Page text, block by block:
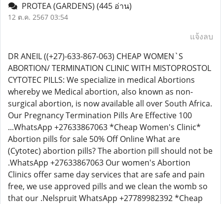
PROTEA (GARDENS) (445 อ่าน)
12 ต.ค. 2567 03:54
แจ้งลบ
DR ANEIL ((+27)-633-867-063) CHEAP WOMEN`S
ABORTION/ TERMINATION CLINIC WITH MISTOPROSTOL
CYTOTEC PILLS: We specialize in medical Abortions
whereby we Medical abortion, also known as non-
surgical abortion, is now available all over South Africa.
Our Pregnancy Termination Pills Are Effective 100
...WhatsApp +27633867063 *Cheap Women's Clinic*
Abortion pills for sale 50% Off Online What are
(Cytotec) abortion pills? The abortion pill should not be
.WhatsApp +27633867063 Our women's Abortion
Clinics offer same day services that are safe and pain
free, we use approved pills and we clean the womb so
that our .Nelspruit WhatsApp +27789982392 *Cheap